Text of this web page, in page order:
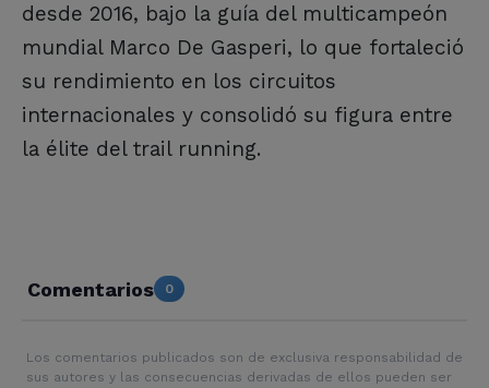
desde 2016, bajo la guía del multicampeón
mundial Marco De Gasperi, lo que fortaleció
su rendimiento en los circuitos
internacionales y consolidó su figura entre
la élite del trail running.
Comentarios 0
Los comentarios publicados son de exclusiva responsabilidad de
sus autores y las consecuencias derivadas de ellos pueden ser